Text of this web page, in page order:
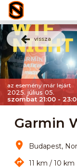
vissza
az esemény már lejárt
2025. július 05.
szombat 21:00 -
Garmin
Budapest,
11 km / 10 km